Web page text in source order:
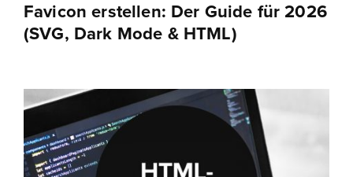
Favicon erstellen: Der Guide für 2026
(SVG, Dark Mode & HTML)